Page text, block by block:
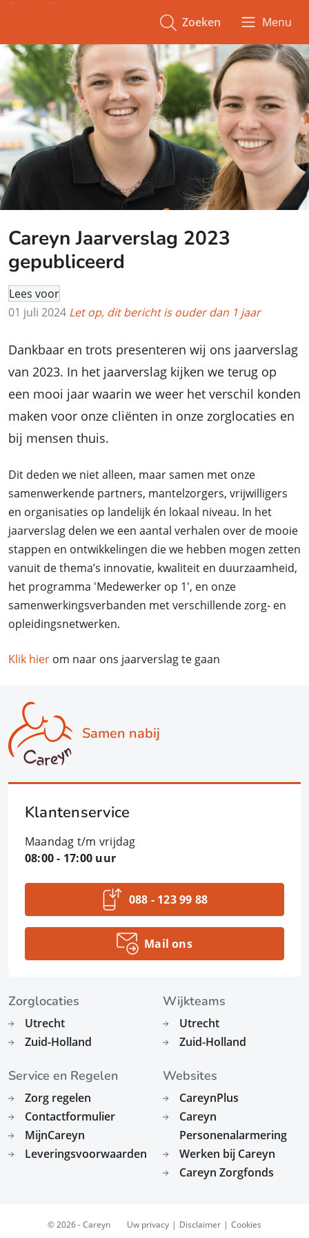
Zoeken Menu
Careyn Jaarverslag 2023
gepubliceerd
Lees voor
01 juli 2024 Let op, dit bericht is ouder dan 1 jaar
Dankbaar en trots presenteren wij ons jaarverslag
van 2023. In het jaarverslag kijken we terug op
een mooi jaar waarin we weer het verschil konden
maken voor onze cliënten in onze zorglocaties en
bij mensen thuis.
Dit deden we niet alleen, maar samen met onze
samenwerkende partners, mantelzorgers, vrijwilligers
en organisaties op landelijk én lokaal niveau. In het
jaarverslag delen we een aantal verhalen over de mooie
stappen en ontwikkelingen die we hebben mogen zetten
vanuit de thema’s innovatie, kwaliteit en duurzaamheid,
het programma 'Medewerker op 1', en onze
samenwerkingsverbanden met verschillende zorg- en
opleidingsnetwerken.
Klik hier om naar ons jaarverslag te gaan
Samen nabij
Klantenservice
Maandag t/m vrijdag
08:00 - 17:00 uur
088 - 123 99 88
Mail ons
Zorglocaties
Utrecht
Zuid-Holland
Wijkteams
Utrecht
Zuid-Holland
Service en Regelen
Zorg regelen
Contactformulier
MijnCareyn
Leveringsvoorwaarden
Websites
CareynPlus
Careyn
Personenalarmering
Werken bij Careyn
Careyn Zorgfonds
© 2026 - Careyn Uw privacy Disclaimer Cookies